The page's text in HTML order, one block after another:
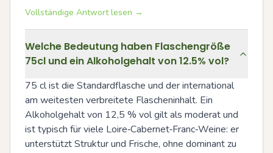
Vollständige Antwort lesen →
Welche Bedeutung haben Flaschengröße
75cl und ein Alkoholgehalt von 12.5% vol?
75 cl ist die Standardflasche und der international
am weitesten verbreitete Flascheninhalt. Ein
Alkoholgehalt von 12,5 % vol gilt als moderat und
ist typisch für viele Loire‑Cabernet‑Franc‑Weine: er
unterstützt Struktur und Frische, ohne dominant zu